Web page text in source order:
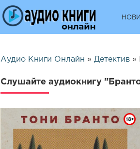
Аудио Книги Онлайн » Детектив »
Слушайте аудиокнигу